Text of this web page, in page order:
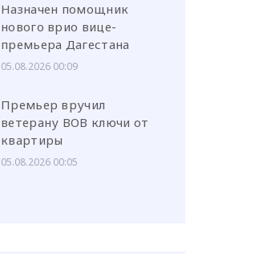
Назначен помощник
нового врио вице-
премьера Дагестана
05.08.2026 00:09
Премьер вручил
ветерану ВОВ ключи от
квартиры
05.08.2026 00:05